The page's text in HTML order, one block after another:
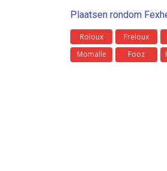
Plaatsen rondom
Roloux Freloux
Momalle
Fooz